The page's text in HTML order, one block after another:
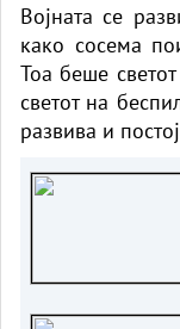
Војната се
како сосема
Тоа беше
светот на
развива и